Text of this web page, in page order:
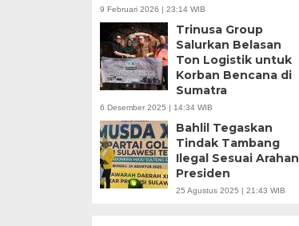
9 Februari 2026 | 23:14 WIB
Trinusa Group
Salurkan Belasan
Ton Logistik untuk
Korban Bencana di
Sumatra
6 Desember 2025 | 14:34 WIB
Bahlil Tegaskan
Tindak Tambang
Ilegal Sesuai Arahan
Presiden
25 Agustus 2025 | 21:43 WIB